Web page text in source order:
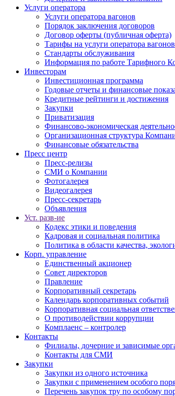
Услуги оператора
Услуги оператора вагонов
Порядок заключения договоров
Договор оферты (публичная оферта)
Тарифы на услуги оператора вагонов
Стандарты обслуживания
Информация по работе Тарифного
Инвесторам
Инвестиционная программа
Годовые отчеты и финансовые
Кредитные рейтинги и достижения
Закупки
Приватизация
Финансово-экономическая
Организационная структура
Финансовые обязательства
Пресс центр
Пресс-релизы
СМИ о Компании
Фотогалерея
Видеогалерея
Пресс-секретарь
Объявления
Уст. разв-ие
Кодекс этики и поведения
Кадровая и социальная политика
Политика в области качества,
Корп. управление
Единственный акционер
Совет директоров
Правление
Корпоративный секретарь
Календарь корпоративных событий
Корпоративная социальная
О противодействии коррупции
Комплаенс – контролер
Контакты
Филиалы, дочерние и зависимые
Контакты для СМИ
Закупки
Закупки из одного источника
Закупки с применением особого
Перечень закупок тру по особому